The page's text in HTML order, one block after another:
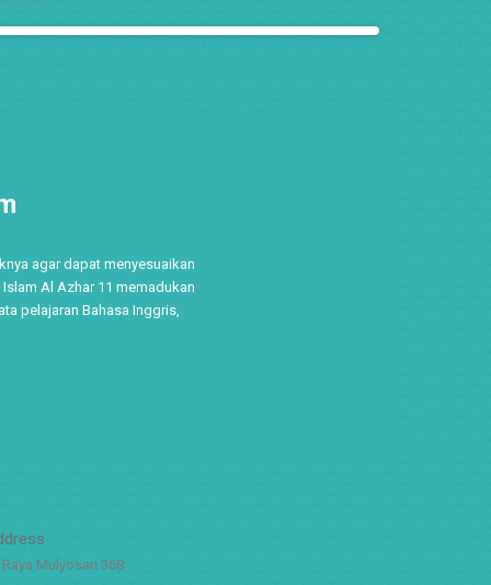
agar dapat menyesuaikan
Al Azhar 11 memadukan
pelajaran Bahasa Inggris,
Mulyosari 368